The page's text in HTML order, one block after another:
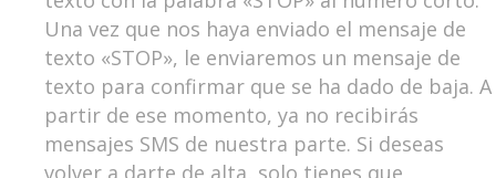
Una vez que nos haya enviado el mensaje de
texto «STOP», le enviaremos un mensaje de
texto para confirmar que se ha dado de baja. A
partir de ese momento, ya no recibirás
mensajes SMS de nuestra parte. Si deseas